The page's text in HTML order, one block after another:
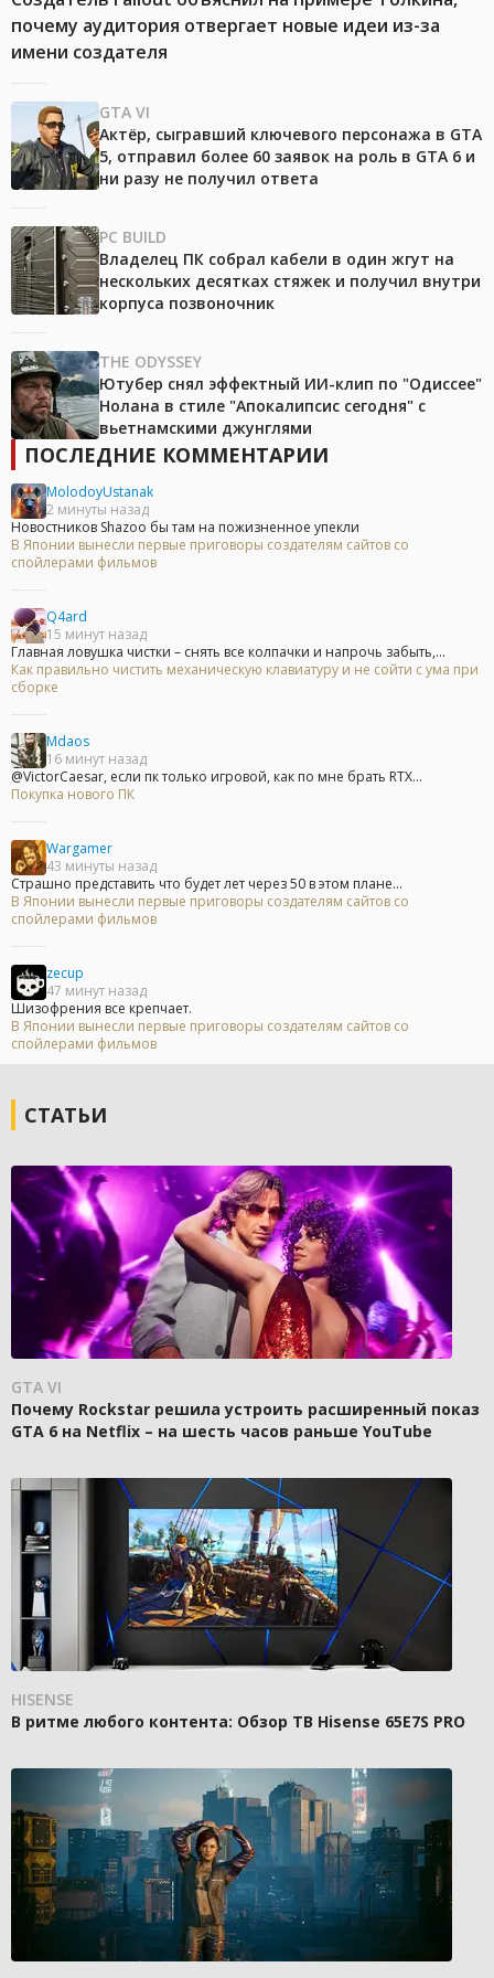
почему аудитория отвергает новые идеи из-за
имени создателя
GTA VI
Актёр, сыгравший ключевого персонажа в GTA
5, отправил более 60 заявок на роль в GTA 6 и
ни разу не получил ответа
PC BUILD
Владелец ПК собрал кабели в один жгут на
нескольких десятках стяжек и получил внутри
корпуса позвоночник
THE ODYSSEY
Ютубер снял эффектный ИИ-клип по "Одиссее"
Нолана в стиле "Апокалипсис сегодня" с
вьетнамскими джунглями
ПОСЛЕДНИЕ КОММЕНТАРИИ
MolodoyUstanak
2 минуты назад
Новостников Shazoo бы там на пожизненное упекли
В Японии вынесли первые приговоры создателям сайтов со
спойлерами фильмов
Q4ard
15 минут назад
Главная ловушка чистки – снять все колпачки и напрочь забыть,...
Как правильно чистить механическую клавиатуру и не сойти с ума при
сборке
Mdaos
16 минут назад
@VictorCaesar, если пк только игровой, как по мне брать RTX...
Покупка нового ПК
Wargamer
43 минуты назад
Страшно представить что будет лет через 50 в этом плане...
В Японии вынесли первые приговоры создателям сайтов со
спойлерами фильмов
zecup
47 минут назад
Шизофрения все крепчает.
В Японии вынесли первые приговоры создателям сайтов со
спойлерами фильмов
СТАТЬИ
GTA VI
Почему Rockstar решила устроить расширенный показ
GTA 6 на Netflix – на шесть часов раньше YouTube
HISENSE
В ритме любого контента: Обзор ТВ Hisense 65E7S PRO